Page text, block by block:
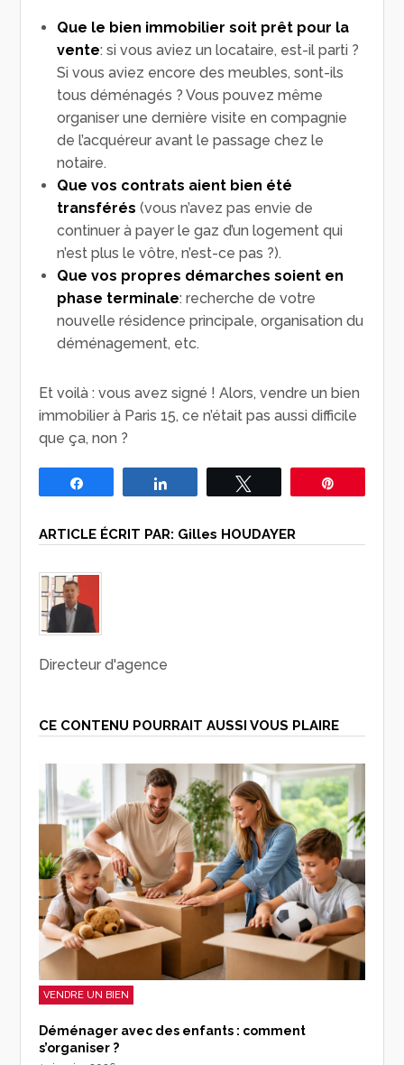
Que le bien immobilier soit prêt pour la
vente: si vous aviez un locataire, est-il parti ?
Si vous aviez encore des meubles, sont-ils
tous déménagés ? Vous pouvez même
organiser une dernière visite en compagnie
de l’acquéreur avant le passage chez le
notaire.
Que vos contrats aient bien été
transférés (vous n’avez pas envie de
continuer à payer le gaz d’un logement qui
n’est plus le vôtre, n’est-ce pas ?).
Que vos propres démarches soient en
phase terminale: recherche de votre
nouvelle résidence principale, organisation du
déménagement, etc.
Et voilà : vous avez signé ! Alors, vendre un bien
immobilier à Paris 15, ce n’était pas aussi difficile
que ça, non ?
ARTICLE ÉCRIT PAR: Gilles HOUDAYER
Directeur d'agence
CE CONTENU POURRAIT AUSSI VOUS PLAIRE
VENDRE UN BIEN
Déménager avec des enfants : comment
s’organiser ?